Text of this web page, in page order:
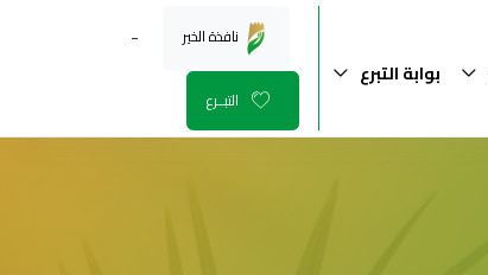
بوابة التبرع
نافذة الخير -
التبــرع